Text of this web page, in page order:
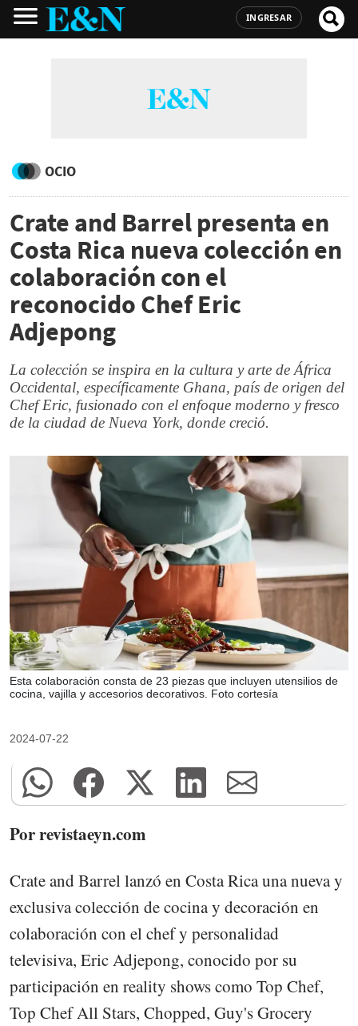
INGRESAR
OCIO
Crate and Barrel presenta en
Costa Rica nueva colección en
colaboración con el
reconocido Chef Eric
Adjepong
La colección se inspira en la cultura y arte de África
Occidental, específicamente Ghana, país de origen del
Chef Eric, fusionado con el enfoque moderno y fresco
de la ciudad de Nueva York, donde creció.
Esta colaboración consta de 23 piezas que incluyen utensilios de
cocina, vajilla y accesorios decorativos. Foto cortesía
2024-07-22
Por revistaeyn.com
Crate and Barrel lanzó en Costa Rica una nueva y
exclusiva colección de cocina y decoración en
colaboración con el chef y personalidad
televisiva, Eric Adjepong, conocido por su
participación en reality shows como Top Chef,
Top Chef All Stars, Chopped, Guy's Grocery